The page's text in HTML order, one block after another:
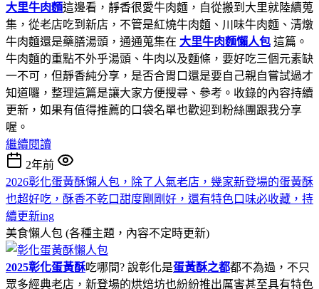
大里牛肉麵這邊看，靜香很愛牛肉麵，自從搬到大里就陸續蒐
集，從老店吃到新店，不管是紅燒牛肉麵、川味牛肉麵、清燉
牛肉麵還是藥膳湯頭，通通蒐集在 大里牛肉麵懶人包 這篇。
牛肉麵的重點不外乎湯頭、牛肉以及麵條，要好吃三個元素缺
一不可，但靜香純分享，是否合胃口還是要自己親自嘗試過才
知道囉，整理這篇是讓大家方便搜尋、參考。收錄的內容持續
更新，如果有值得推薦的口袋名單也歡迎到粉絲團跟我分享
喔。
繼續閱讀
2年前
2026彰化蛋黃酥懶人包，除了人氣老店，幾家新登場的蛋黃酥
也超好吃，酥香不乾口甜度剛剛好，還有特色口味必收藏，持
續更新ing
美食懶人包 (各種主題，內容不定時更新)
2025彰化蛋黃酥吃哪間? 說彰化是蛋黃酥之都都不為過，不只
眾多經典老店，新登場的烘焙坊也紛紛推出厲害甚至具有特色